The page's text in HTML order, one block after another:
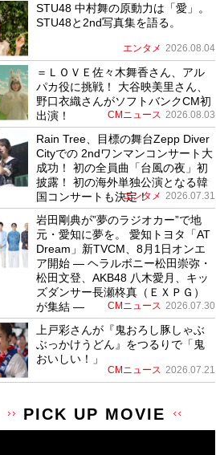
STU48 中村舞の原動力は「愛」。
STU48と2nd写真集を語る。
エンタメ 2026.08.04
＝ＬＯＶＥ佐々木舞香さん、アル
パカ役に挑戦！ 大谷映美里さん、
野口衣織さんがソフトバンクCM初
出演！
CMニュース 2026.08.03
Rain Tree、目標の舞台Zepp Diver
Cityでの 2ndワンマンコンサート大
成功！ 初の全員曲「台風の夜」初
披露！ 初の海外単独公演となる韓
国コンサートも決定！
エンタメ 2026.07.31
岩田剛典が”夢のラジオカー”で地
元・愛知に夢を。 愛知トヨタ「AT
Dream」新TVCM、8月1日オンエ
ア開始 ― ヘラルボニー松田崇弥・
松田文登、AKB48 八木愛月、キッ
ズダンサー長瀬柊真（ＥＸＰＧ）
が集結 ―
CMニュース 2026.07.30
上戸彩さんが『鬼おろし豚しゃぶ
ぶっかけうどん』をつるりで「鬼
おいしい！」
CMニュース 2026.07.21
PICK UP MOVIE